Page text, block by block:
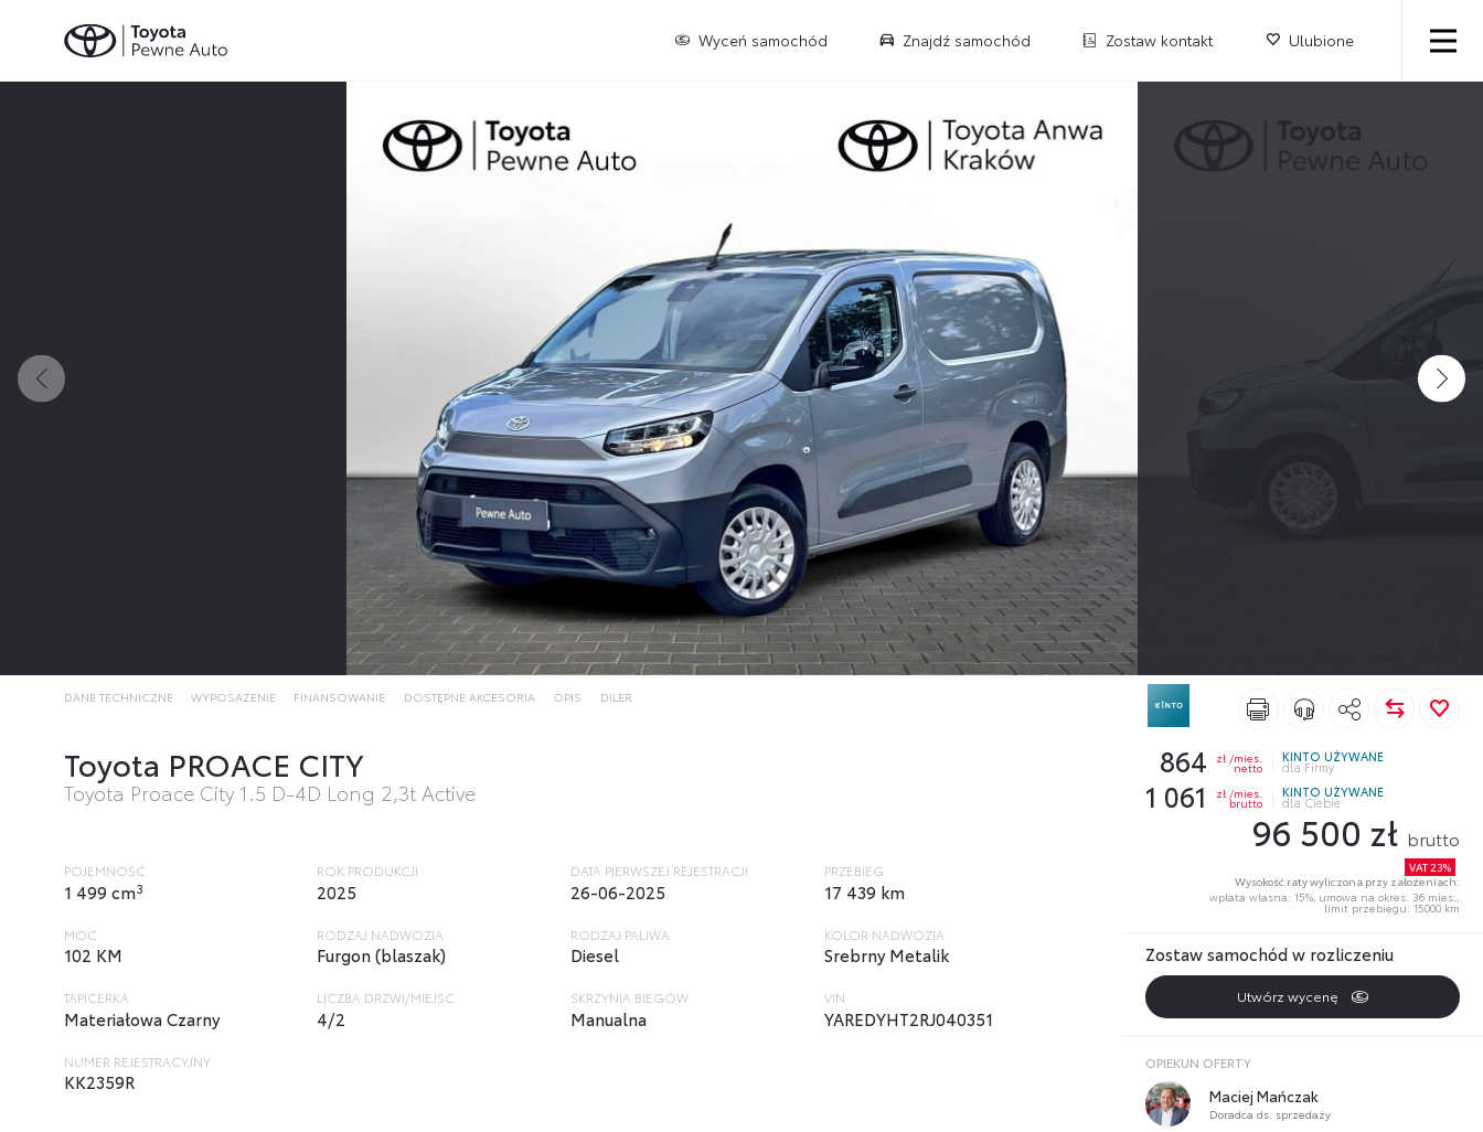
Wyceń samochód Znajdź samochód Zostaw kontakt Ulubione
Toyota PROACE CITY
Toyota Proace City 1.5 D-4D Long 2,3t Active
864 zł /mies.
netto
KINTO UŻYWANE
dla Firmy
1 061 zł /mies.
brutto
KINTO UŻYWANE
dla Ciebie
96 500 zł brutto
VAT 23%
Wysokość raty wyliczona przy założeniach:
wpłata własna: 15%, umowa na okres: 36 mies.,
limit przebiegu: 15000 km
Zostaw samochód w rozliczeniu
Utwórz wycenę
OPIEKUN OFERTY
Maciej Mańczak
Doradca ds. sprzedaży
DANE TECHNICZNE WYPOSAŻENIE FINANSOWANIE DOSTĘPNE AKCESORIA OPIS DILER
POJEMNOŚĆ
1 499 cm3
ROK PRODUKCJI
2025
DATA PIERWSZEJ REJESTRACJI
26-06-2025
PRZEBIEG
17 439 km
MOC
102 KM
RODZAJ NADWOZIA
Furgon (blaszak)
RODZAJ PALIWA
Diesel
KOLOR NADWOZIA
Srebrny Metalik
TAPICERKA
Materiałowa Czarny
LICZBA DRZWI/MIEJSC
4/2
SKRZYNIA BIEGÓW
Manualna
VIN
YAREDYHT2RJ040351
NUMER REJESTRACYJNY
KK2359R